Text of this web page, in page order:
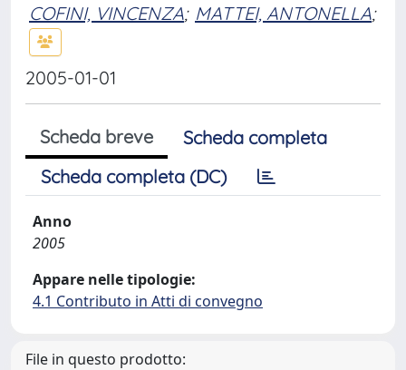
COFINI, VINCENZA; MATTEI, ANTONELLA;
2005-01-01
Scheda breve
Scheda completa
Scheda completa (DC)
Anno
2005
Appare nelle tipologie:
4.1 Contributo in Atti di convegno
File in questo prodotto: